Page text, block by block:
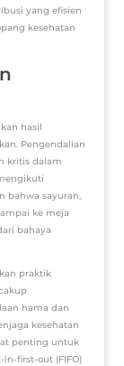
yang efisien
kesehatan
hasil
Pengendalian
kritis dalam
bahwa sayuran,
ke meja
bahaya
praktik
hama dan
kesehatan
penting untuk
first-out (FIFO)